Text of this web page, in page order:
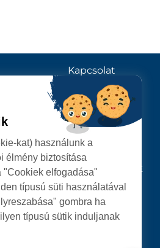
ADATOK VÉDELME
HIVATAL
1 CORP M, 440026 SATU MARE
Kapcsolat
KÖVESSENEK
kat) használunk a
élmény biztosítása
"Cookiek elfogadása"
típusú süti használatával
gombra ha
típusú sütik induljanak